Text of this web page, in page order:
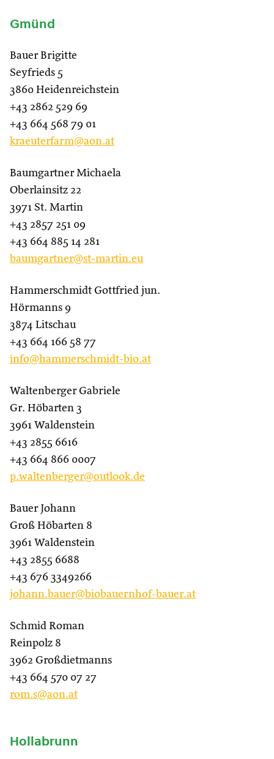
Gmünd
Bauer Brigitte
Seyfrieds 5
3860 Heidenreichstein
+43 2862 529 69
+43 664 568 79 01
kraeuterfarm@aon.at
Baumgartner Michaela
Oberlainsitz 22
3971 St. Martin
+43 2857 251 09
+43 664 885 14 281
baumgartner@st-martin.eu
Hammerschmidt Gottfried jun.
Hörmanns 9
3874 Litschau
+43 664 166 58 77
info@hammerschmidt-bio.at
Waltenberger Gabriele
Gr. Höbarten 3
3961 Waldenstein
+43 2855 6616
+43 664 866 0007
p.waltenberger@outlook.de
Bauer Johann
Groß Höbarten 8
3961 Waldenstein
+43 2855 6688
+43 676 3349266
johann.bauer@biobauernhof-bauer.at
Schmid Roman
Reinpolz 8
3962 Großdietmanns
+43 664 570 07 27
rom.s@aon.at
Hollabrunn